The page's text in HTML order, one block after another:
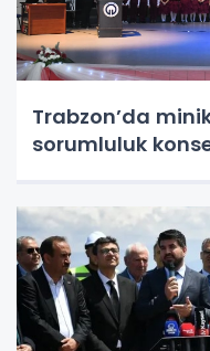
Trabzon’da
sorumluluk